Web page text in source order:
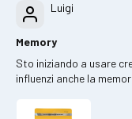
Luigi
Memory
Sto iniziando a usare
influenzi anche la